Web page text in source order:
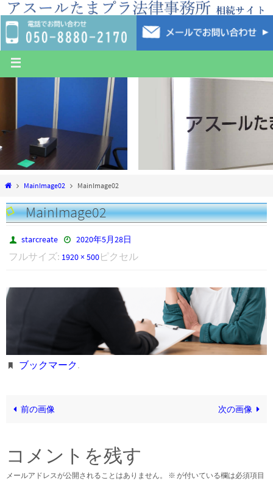
MainImage02 MainImage02
MainImage02
starcreate 2020年5月28日
フルサイズ: 1920 × 500ピクセル
ブックマーク.
前の画像 次の画像
コメントを残す
メールアドレスが公開されることはありません。 ※ が付いている欄は必須項目